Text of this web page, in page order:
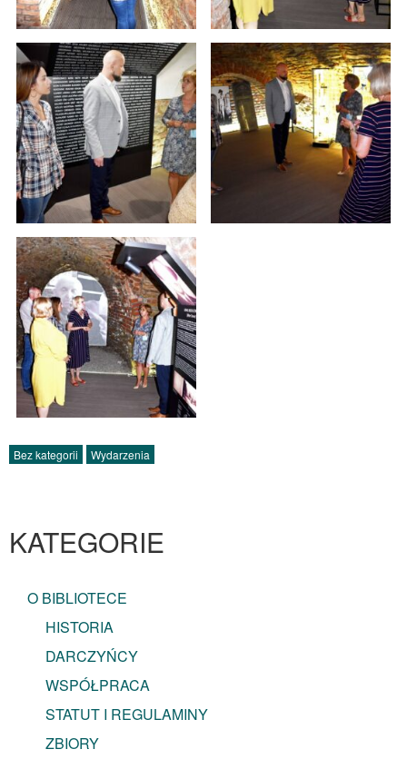
Bez kategorii Wydarzenia
KATEGORIE
O BIBLIOTECE
HISTORIA
DARCZYŃCY
WSPÓŁPRACA
STATUT I REGULAMINY
ZBIORY